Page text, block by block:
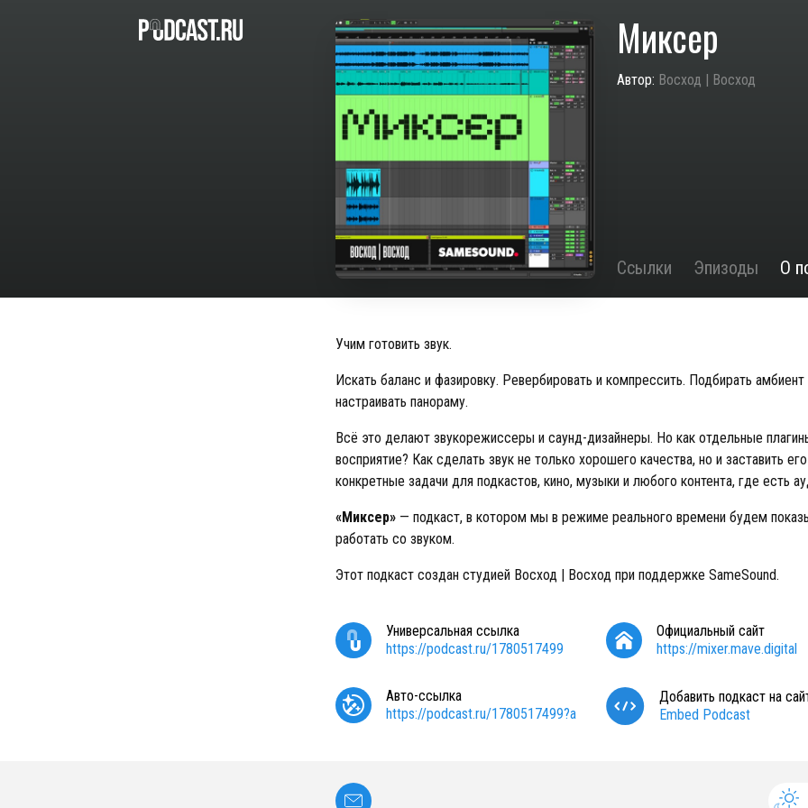
Миксер
Автор: Восход | Восход
Ссылки Эпизоды О
Учим готовить звук.
Искать баланс и фазировку. Ревербировать и компрессить. Подбирать амбиент
настраивать панораму.
Всё это делают звукорежиссеры и саунд-дизайнеры. Но как отдельные
восприятие? Как сделать звук не только хорошего качества, но и заставить
конкретные задачи для подкастов, кино, музыки и любого контента, где есть
«Миксер» — подкаст, в котором мы в режиме реального времени будем
работать со звуком.
Этот подкаст создан студией Восход | Восход при поддержке SameSound.
Универсальная ссылка
https://podcast.ru/1780517499
Официальный сайт
https://mixer.mave.digital
Авто-ссылка
https://podcast.ru/1780517499?a
Добавить подкаст на
Embed Podcast